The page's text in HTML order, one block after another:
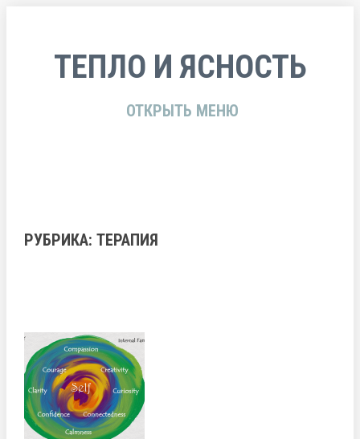
ТЕПЛО И ЯСНОСТЬ
ОТКРЫТЬ МЕНЮ
РУБРИКА: ТЕРАПИЯ